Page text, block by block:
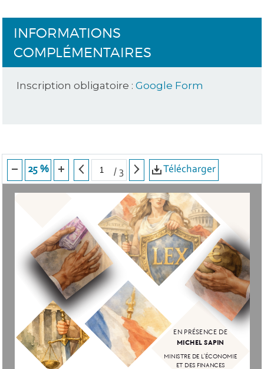
INFORMATIONS
COMPLÉMENTAIRES
Inscription obligatoire :Google Form
25 % /3 Télécharger
MINISTRE DE L’ÉCONOMIE
ET DES FINANCES
EN PRÉSENCE DE
MICHEL SAPIN